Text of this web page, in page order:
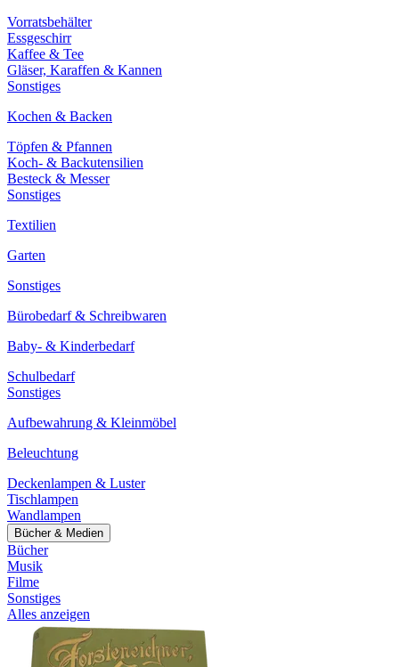
Vorratsbehälter
Essgeschirr
Kaffee & Tee
Gläser, Karaffen & Kannen
Sonstiges
Kochen & Backen
Töpfen & Pfannen
Koch- & Backutensilien
Besteck & Messer
Sonstiges
Textilien
Garten
Sonstiges
Bürobedarf & Schreibwaren
Baby- & Kinderbedarf
Schulbedarf
Sonstiges
Aufbewahrung & Kleinmöbel
Beleuchtung
Deckenlampen & Luster
Tischlampen
Wandlampen
Bücher & Medien
Bücher
Musik
Filme
Sonstiges
Alles anzeigen